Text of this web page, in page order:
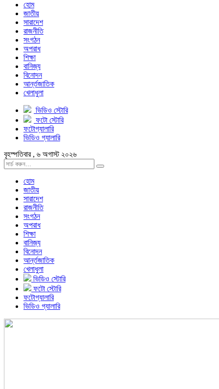
হোম
জাতীয়
সারাদেশ
রাজনীতি
সংগঠন
অপরাধ
শিক্ষা
বানিজ্য
বিনোদন
আর্ন্তজাতিক
খেলাধুলা
ভিডিও স্টোরি
ফটো স্টোরি
ফটোগ্যালারি
ভিডিও গ্যালারি
বৃহস্পতিবার , ৬ অগাস্ট ২০২৬
হোম
জাতীয়
সারাদেশ
রাজনীতি
সংগঠন
অপরাধ
শিক্ষা
বানিজ্য
বিনোদন
আর্ন্তজাতিক
খেলাধুলা
ভিডিও স্টোরি
ফটো স্টোরি
ফটোগ্যালারি
ভিডিও গ্যালারি